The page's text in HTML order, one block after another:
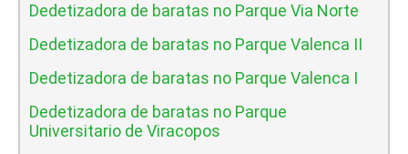
Dedetizadora de baratas no Parque Via Norte
Dedetizadora de baratas no Parque Valenca II
Dedetizadora de baratas no Parque Valenca I
Dedetizadora de baratas no Parque
Universitario de Viracopos